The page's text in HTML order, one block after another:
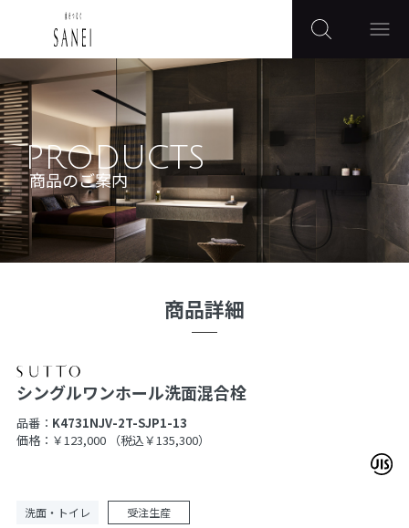
PRODUCTS
商品のご案内
商品詳細
シングルワンホール洗面混合栓
品番： K4731NJV-2T-SJP1-13
価格：￥123,000
（税込￥135,300）
洗面・トイレ 受注生産